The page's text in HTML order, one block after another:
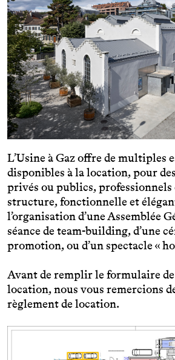
L’Usine à Gaz offre de multiples
disponibles à la location, pour
privés ou publics,
structure, fonctionnelle et
l’organisation d’une Assemblée
séance de team-building, d’une
promotion, ou d’un spectacle «
Avant de remplir le formulaire de
location, nous vous remercions
règlement de location.